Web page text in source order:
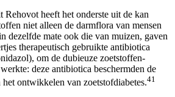
Rehovot heeft het onderste uit de kan
niet alleen de darmflora van mensen
dezelfde mate ook die van muizen, gaven
therapeutisch gebruikte antibiotica
om de dubieuze zoetstoffen-
deze antibiotica beschermden de
ontwikkelen van zoetstofdiabetes.41